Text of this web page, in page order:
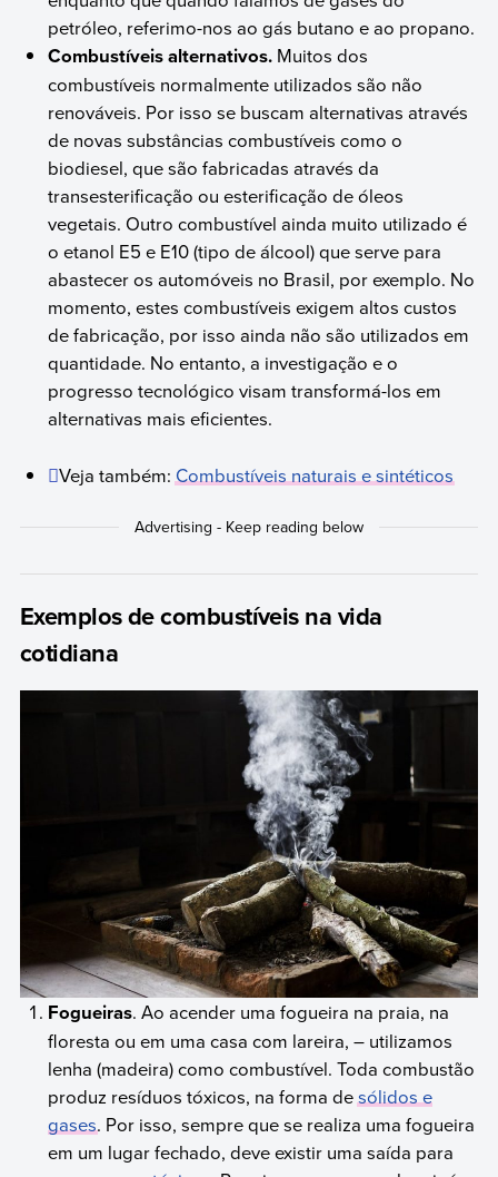
petróleo, referimo-nos ao gás butano e ao propano.
Combustíveis alternativos. Muitos dos
combustíveis normalmente utilizados são não
renováveis. Por isso se buscam alternativas através
de novas substâncias combustíveis como o
biodiesel, que são fabricadas através da
transesterificação ou esterificação de óleos
vegetais. Outro combustível ainda muito utilizado é
o etanol E5 e E10 (tipo de álcool) que serve para
abastecer os automóveis no Brasil, por exemplo. No
momento, estes combustíveis exigem altos custos
de fabricação, por isso ainda não são utilizados em
quantidade. No entanto, a investigação e o
progresso tecnológico visam transformá-los em
alternativas mais eficientes.
Veja também:Combustíveis naturais e sintéticos
Exemplos de combustíveis na vida
cotidiana
Fogueiras. Ao acender uma fogueira na praia, na
floresta ou em uma casa com lareira, – utilizamos
lenha (madeira) como combustível. Toda combustão
produz resíduos tóxicos, na forma desólidos e
gases. Por isso, sempre que se realiza uma fogueira
em um lugar fechado, deve existir uma saída para